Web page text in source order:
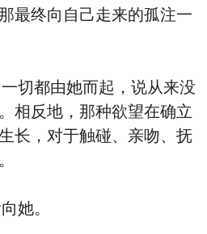
最终向自己走来的孤注一
切都由她而起，说从来没
相反地，那种欲望在确立
长，对于触碰、亲吻、抚
她。